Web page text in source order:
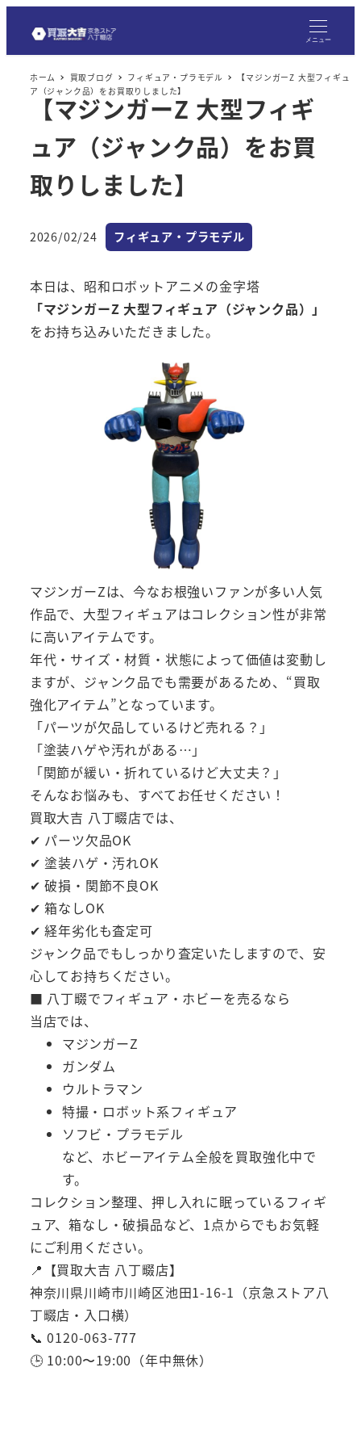
メニュー
ホーム 買取ブログ フィギュア・プラモデル
【マジンガーZ 大型フィギュ
ア（ジャンク品）をお買取りしました】
【マジンガーZ 大型フィギ
ュア（ジャンク品）をお買
取りしました】
投稿日
2026/02/24 カテゴリー
フィギュア・プラモデル
本日は、昭和ロボットアニメの金字塔
「マジンガーZ 大型フィギュア（ジャンク品）」
をお持ち込みいただきました。
マジンガーZは、今なお根強いファンが多い人気
作品で、大型フィギュアはコレクション性が非常
に高いアイテムです。
年代・サイズ・材質・状態によって価値は変動し
ますが、ジャンク品でも需要があるため、“買取
強化アイテム”となっています。
「パーツが欠品しているけど売れる？」
「塗装ハゲや汚れがある…」
「関節が緩い・折れているけど大丈夫？」
そんなお悩みも、すべてお任せください！
買取大吉 八丁畷店では、
✔ パーツ欠品OK
✔ 塗装ハゲ・汚れOK
✔ 破損・関節不良OK
✔ 箱なしOK
✔ 経年劣化も査定可
ジャンク品でもしっかり査定いたしますので、安
心してお持ちください。
■ 八丁畷でフィギュア・ホビーを売るなら
当店では、
マジンガーZ
ガンダム
ウルトラマン
特撮・ロボット系フィギュア
ソフビ・プラモデル
など、ホビーアイテム全般を買取強化中で
す。
コレクション整理、押し入れに眠っているフィギ
ュア、箱なし・破損品など、1点からでもお気軽
にご利用ください。
📍【買取大吉 八丁畷店】
神奈川県川崎市川崎区池田1-16-1（京急ストア八
丁畷店・入口横）
📞 0120-063-777
🕒 10:00〜19:00（年中無休）